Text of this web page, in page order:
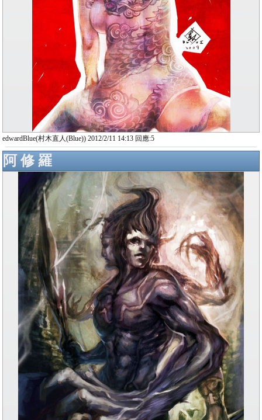
edwardBlue(村木直人(Blue)) 2012/2/11 14:13 回應:5
阿 修 羅